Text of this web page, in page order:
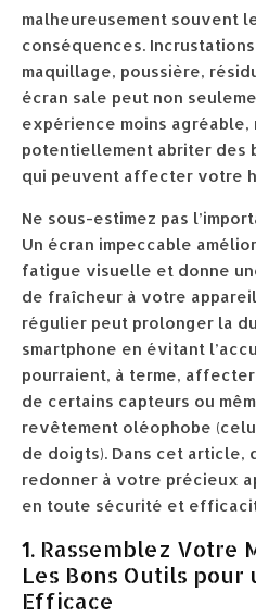
malheureusement souvent
conséquences.
maquillage, poussière,
écran sale peut non
expérience moins agréable,
potentiellement abriter des
qui peuvent affecter votre
Ne sous-estimez pas
Un écran impeccable
fatigue visuelle et donne
de fraîcheur à votre
régulier peut prolonger la
smartphone en évitant
pourraient, à terme,
de certains capteurs ou
revêtement oléophobe
de doigts). Dans cet article,
redonner à votre précieux
en toute sécurité et
1. Rassemblez Votre
Les Bons Outils pour
Efficace